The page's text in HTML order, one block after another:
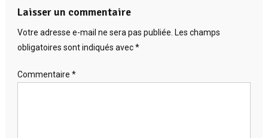
Laisser un commentaire
Votre adresse e-mail ne sera pas publiée. Les champs
obligatoires sont indiqués avec*
Commentaire *